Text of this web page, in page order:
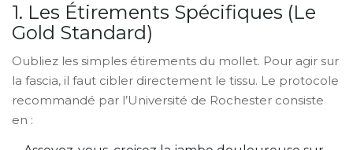
1. Les Étirements Spécifiques (Le
Gold Standard)
Oubliez les simples étirements du mollet. Pour agir sur
la fascia, il faut cibler directement le tissu. Le protocole
recommandé par l’Université de Rochester consiste
en :